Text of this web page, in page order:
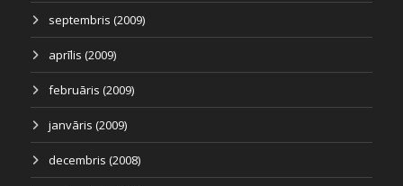
septembris (2009)
aprīlis (2009)
februāris (2009)
janvāris (2009)
decembris (2008)